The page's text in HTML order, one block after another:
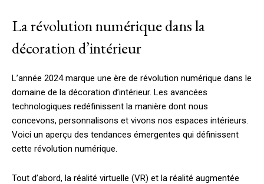
La révolution numérique dans la
décoration d’intérieur
L’année 2024 marque une ère de révolution numérique dans le
domaine de la décoration d’intérieur. Les avancées
technologiques redéfinissent la manière dont nous
concevons, personnalisons et vivons nos espaces intérieurs.
Voici un aperçu des tendances émergentes qui définissent
cette révolution numérique.
Tout d’abord, la réalité virtuelle (VR) et la réalité augmentée